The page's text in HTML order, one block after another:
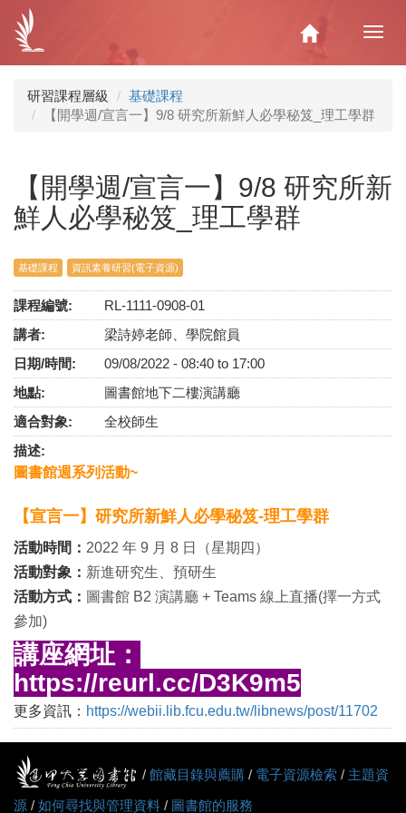
內
Home
研習課程層級
基礎課程
【開學週/宣言一】9/8 研究所新鮮人必學秘笈_理工學群
【開學週/宣言一】9/8 研究所新
鮮人必學秘笈_理工學群
基礎課程 資訊素養研習(電子資源)
課程編號:
RL-1111-0908-01
講者:
梁詩婷老師、學院館員
日期/時間:
09/08/2022 - 08:40 to 17:00
地點:
圖書館地下二樓演講廳
適合對象:
全校師生
描述:
圖書館週系列活動~
【宣言一】研究所新鮮人必學秘笈-理工學群
活動時間： 2022 年 9 月 8 日（星期四）
活動對象： 新進研究生、預研生
活動方式： 圖書館 B2 演講廳 + Teams 線上直播(擇一方式
參加)
講座網址：
https://reurl.cc/D3K9m5
更多資訊： https://webii.lib.fcu.edu.tw/libnews/post/11702
/ 館藏目錄與薦購 / 電子資源檢索 / 主題資
源 / 如何尋找與管理資料 / 圖書館的服務